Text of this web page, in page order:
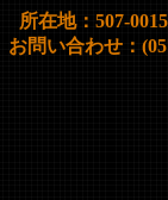
所在地：507-
お問い合わせ：